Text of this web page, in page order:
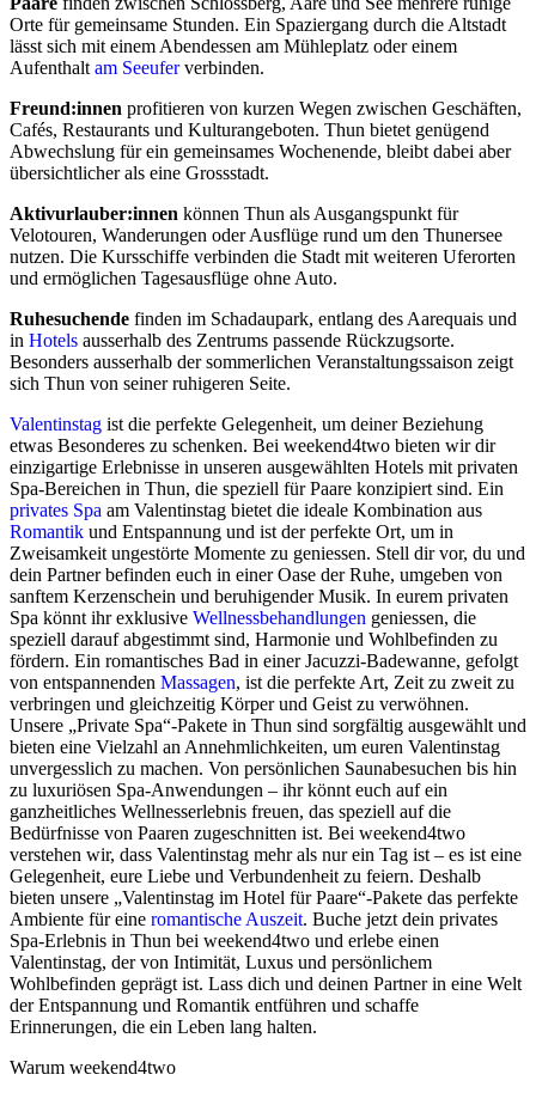
Orte für gemeinsame Stunden. Ein Spaziergang durch die Altstadt
lässt sich mit einem Abendessen am Mühleplatz oder einem
Aufenthaltam Seeuferverbinden.
Freund:innen profitieren von kurzen Wegen zwischen Geschäften,
Cafés, Restaurants und Kulturangeboten. Thun bietet genügend
Abwechslung für ein gemeinsames Wochenende, bleibt dabei aber
übersichtlicher als eine Grossstadt.
Aktivurlauber:innen können Thun als Ausgangspunkt für
Velotouren, Wanderungen oder Ausflüge rund um den Thunersee
nutzen. Die Kursschiffe verbinden die Stadt mit weiteren Uferorten
und ermöglichen Tagesausflüge ohne Auto.
Ruhesuchende finden im Schadaupark, entlang des Aarequais und
in Hotels ausserhalb des Zentrums passende Rückzugsorte.
Besonders ausserhalb der sommerlichen Veranstaltungssaison zeigt
sich Thun von seiner ruhigeren Seite.
Valentinstag ist die perfekte Gelegenheit, um deiner Beziehung
etwas Besonderes zu schenken. Bei weekend4two bieten wir dir
einzigartige Erlebnisse in unseren ausgewählten Hotels mit privaten
Spa-Bereichen in Thun, die speziell für Paare konzipiert sind. Ein
privates Spa am Valentinstag bietet die ideale Kombination aus
Romantik und Entspannung und ist der perfekte Ort, um in
Zweisamkeit ungestörte Momente zu geniessen. Stell dir vor, du und
dein Partner befinden euch in einer Oase der Ruhe, umgeben von
sanftem Kerzenschein und beruhigender Musik. In eurem privaten
Spa könnt ihr exklusive Wellnessbehandlungen geniessen, die
speziell darauf abgestimmt sind, Harmonie und Wohlbefinden zu
fördern. Ein romantisches Bad in einer Jacuzzi-Badewanne, gefolgt
von entspannenden Massagen, ist die perfekte Art, Zeit zu zweit zu
verbringen und gleichzeitig Körper und Geist zu verwöhnen.
Unsere „Private Spa“-Pakete in Thun sind sorgfältig ausgewählt und
bieten eine Vielzahl an Annehmlichkeiten, um euren Valentinstag
unvergesslich zu machen. Von persönlichen Saunabesuchen bis hin
zu luxuriösen Spa-Anwendungen – ihr könnt euch auf ein
ganzheitliches Wellnesserlebnis freuen, das speziell auf die
Bedürfnisse von Paaren zugeschnitten ist. Bei weekend4two
verstehen wir, dass Valentinstag mehr als nur ein Tag ist – es ist eine
Gelegenheit, eure Liebe und Verbundenheit zu feiern. Deshalb
bieten unsere „Valentinstag im Hotel für Paare“-Pakete das perfekte
Ambiente für eine romantische Auszeit. Buche jetzt dein privates
Spa-Erlebnis in Thun bei weekend4two und erlebe einen
Valentinstag, der von Intimität, Luxus und persönlichem
Wohlbefinden geprägt ist. Lass dich und deinen Partner in eine Welt
der Entspannung und Romantik entführen und schaffe
Erinnerungen, die ein Leben lang halten.
Warum weekend4two